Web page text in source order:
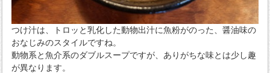
つけ汁は、トロッと乳化した動物出汁に魚粉がのった、醤油味の
おなじみのスタイルですね。
動物系と魚介系のダブルスープですが、ありがちな味とは少し趣
が異なります。